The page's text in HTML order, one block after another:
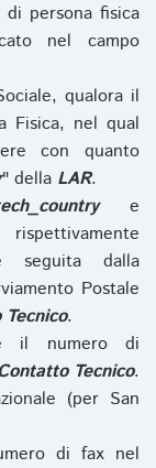
persona fisica
nel campo
qualora il
Fisica, nel qual
con quanto
" della LAR.
e
seguita dalla
Postale
.
il numero di
Tecnico.
(per San
di fax nel